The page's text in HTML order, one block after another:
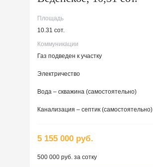
Площадь
10.31 сот.
Коммуникации
Газ подведен к участку
Электричество
Вода – скважина (самостоятельно)
Канализация – септик (самостоятельно)
5 155 000 руб.
500 000 руб. за сотку